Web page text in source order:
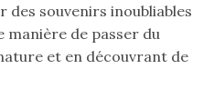
des souvenirs inoubliables
manière de passer du
et en découvrant de